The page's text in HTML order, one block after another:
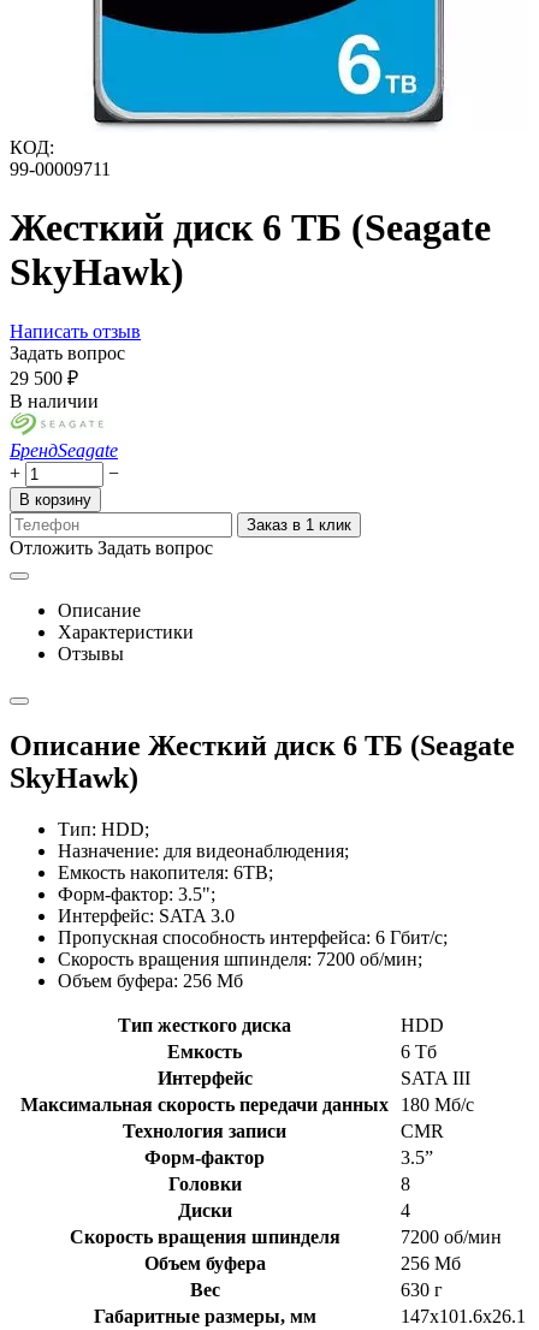
КОД:
99-00009711
Жесткий диск 6 ТБ (Seagate
SkyHawk)
Написать отзыв
Задать вопрос
29 500 ₽
В наличии
БрендSeagate
+
−
В корзину
Заказ в 1 клик
Отложить Задать вопрос
Описание
Характеристики
Отзывы
Описание Жесткий диск 6 ТБ (Seagate
SkyHawk)
Тип: HDD;
Назначение: для видеонаблюдения;
Емкость накопителя: 6TB;
Форм-фактор: 3.5";
Интерфейс: SATA 3.0
Пропускная способность интерфейса: 6 Гбит/с;
Скорость вращения шпинделя: 7200 об/мин;
Объем буфера: 256 Мб
Тип жесткого диска
HDD
Емкость
6 Тб
Интерфейс
SATA III
Максимальная скорость передачи данных
180 Мб/с
Технология записи
CMR
Форм-фактор
3.5”
Головки
8
Диски
4
Скорость вращения шпинделя
7200 об/мин
Объем буфера
256 Мб
Вес
630 г
Габаритные размеры, мм
147х101.6х26.1